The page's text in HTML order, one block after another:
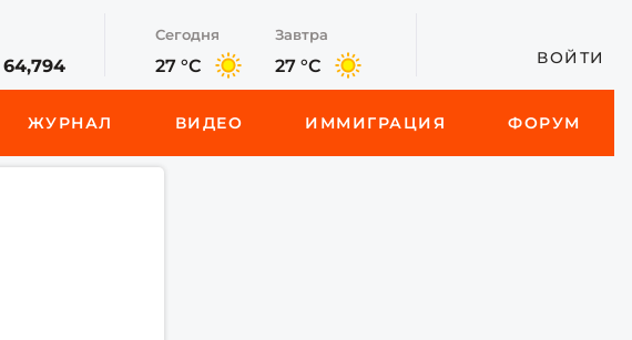
64,794
Сегодня
27 °C
Завтра
27 °C ВОЙТИ
ЖУРНАЛ ВИДЕО ИММИГРАЦИЯ ФОРУМ